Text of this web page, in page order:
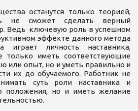
останутся только теорией,
не сможет сделать верный
Ведь ключевую роль в успешном
эффекте данного метода
играет личность наставника,
иметь соответствующие
или опыт, но и уметь правильно и
их до обучаемого. Работник не
суть роли наставника и
положения, но и иметь желание